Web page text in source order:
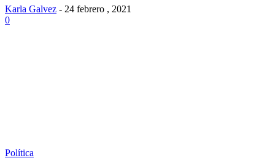
Karla Galvez - 24 febrero , 2021
0
Política